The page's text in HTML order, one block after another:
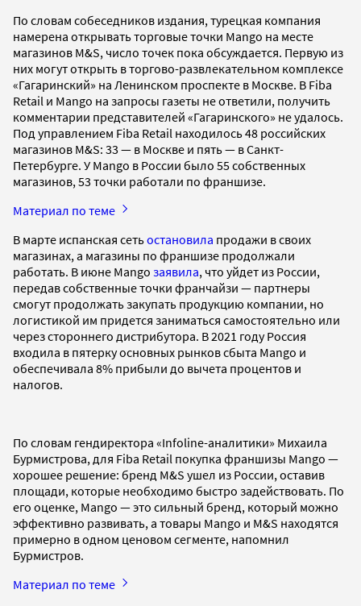
По словам собеседников издания, турецкая компания
намерена открывать торговые точки Mango на месте
магазинов M&S, число точек пока обсуждается. Первую из
них могут открыть в торгово-развлекательном комплексе
«Гагаринский» на Ленинском проспекте в Москве. В Fiba
Retail и Mango на запросы газеты не ответили, получить
комментарии представителей «Гагаринского» не удалось.
Под управлением Fiba Retail находилось 48 российских
магазинов M&S: 33 — в Москве и пять — в Санкт-
Петербурге. У Mango в России было 55 собственных
магазинов, 53 точки работали по франшизе.
Материал по теме
В марте испанская сетьостановила продажи в своих
магазинах, а магазины по франшизе продолжали
работать. В июне Mango заявила, что уйдет из России,
передав собственные точки франчайзи — партнеры
смогут продолжать закупать продукцию компании, но
логистикой им придется заниматься самостоятельно или
через стороннего дистрибутора. В 2021 году Россия
входила в пятерку основных рынков сбыта Mango и
обеспечивала 8% прибыли до вычета процентов и
налогов.
По словам гендиректора «Infoline-аналитики» Михаила
Бурмистрова, для Fiba Retail покупка франшизы Mango —
хорошее решение: бренд M&S ушел из России, оставив
площади, которые необходимо быстро задействовать. По
его оценке, Mango — это сильный бренд, который можно
эффективно развивать, а товары Mango и M&S находятся
примерно в одном ценовом сегменте, напомнил
Бурмистров.
Материал по теме